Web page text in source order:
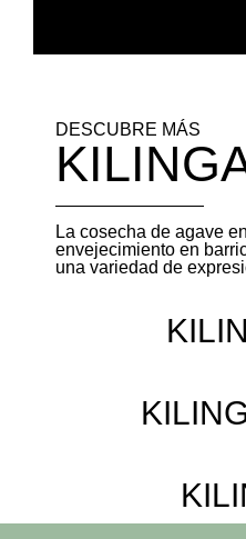
DESCUBRE MÁS
La cosecha de agave
envejecimiento en
una variedad de